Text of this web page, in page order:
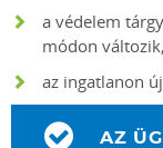
a védelem
módon változik,
az ingatlanon
AZ